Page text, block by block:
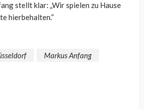
stellt klar: „Wir spielen zu Hause
hierbehalten.“
Markus Anfang